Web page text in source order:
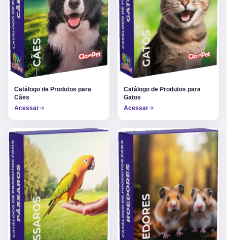
Catálogo de Produtos para
Cães
Acessar
Catálogo de Produtos para
Gatos
Acessar